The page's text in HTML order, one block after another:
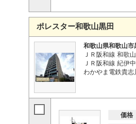
ポレスター和歌山黒田
和歌山県和歌山市
ＪＲ阪和線 和歌
ＪＲ阪和線 紀伊
わかやま電鉄貴
価格